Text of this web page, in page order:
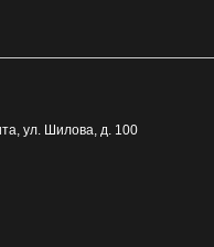
, ул. Шилова, д. 100